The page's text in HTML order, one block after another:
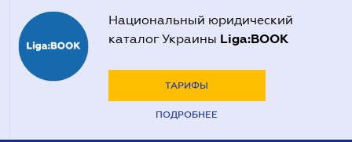
Национальный юридический
каталог Украины Liga:BOOK
ТАРИФЫ
ПОДРОБНЕЕ